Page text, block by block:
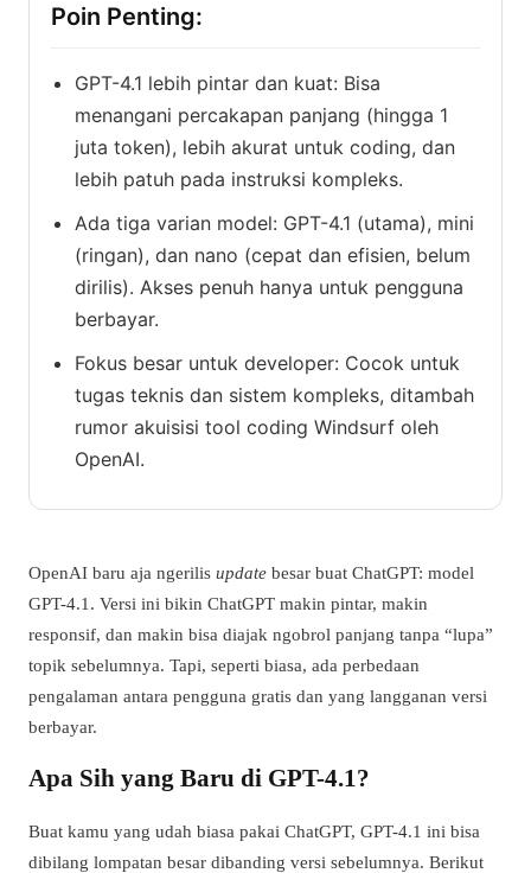
Poin Penting:
GPT-4.1 lebih pintar dan kuat: Bisa
menangani percakapan panjang (hingga 1
juta token), lebih akurat untuk coding, dan
lebih patuh pada instruksi kompleks.
Ada tiga varian model: GPT-4.1 (utama), mini
(ringan), dan nano (cepat dan efisien, belum
dirilis). Akses penuh hanya untuk pengguna
berbayar.
Fokus besar untuk developer: Cocok untuk
tugas teknis dan sistem kompleks, ditambah
rumor akuisisi tool coding Windsurf oleh
OpenAI.
OpenAI baru aja ngerilis update besar buat ChatGPT: model
GPT-4.1. Versi ini bikin ChatGPT makin pintar, makin
responsif, dan makin bisa diajak ngobrol panjang tanpa “lupa”
topik sebelumnya. Tapi, seperti biasa, ada perbedaan
pengalaman antara pengguna gratis dan yang langganan versi
berbayar.
Apa Sih yang Baru di GPT-4.1?
Buat kamu yang udah biasa pakai ChatGPT, GPT-4.1 ini bisa
dibilang lompatan besar dibanding versi sebelumnya. Berikut